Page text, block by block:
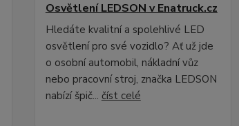
Osvětlení LEDSON v Enatruck.cz
Hledáte kvalitní a spolehlivé LED
osvětlení pro své vozidlo? Ať už jde
o osobní automobil, nákladní vůz
nebo pracovní stroj, značka LEDSON
nabízí špič... číst celé